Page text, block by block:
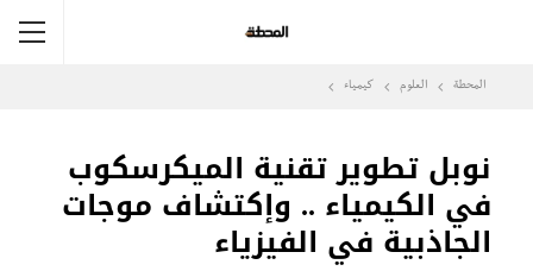
المحطة العلوم كيمياء
نوبل تطوير تقنية الميكرسكوب
في الكيمياء .. وإكتشاف موجات
الجاذبية في الفيزياء